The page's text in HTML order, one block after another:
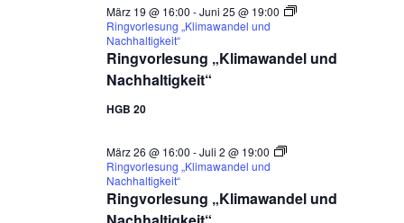
Ringvorlesung „Klimawandel und
Nachhaltigkeit“
März 19 @ 16:00 -Juni 25 @ 19:00
Ringvorlesung „Klimawandel und
Nachhaltigkeit“
HGB 20
Ringvorlesung „Klimawandel und
März 26 @ 16:00 -Juli 2 @ 19:00
Ringvorlesung „Klimawandel und
Nachhaltigkeit“